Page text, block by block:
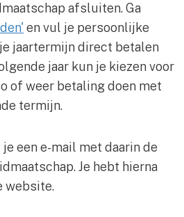
afsluiten. Ga
en vul je persoonlijke
jaartermijn direct betalen
jaar kun je kiezen voor
of weer betaling doen met
termijn.
een e-mail met daarin de
Je hebt hierna
website.